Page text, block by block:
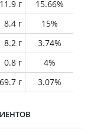
11.9 г
15.66%
8.4 г
15%
8.2 г
3.74%
0.8 г
4%
69.7 г 3.07%